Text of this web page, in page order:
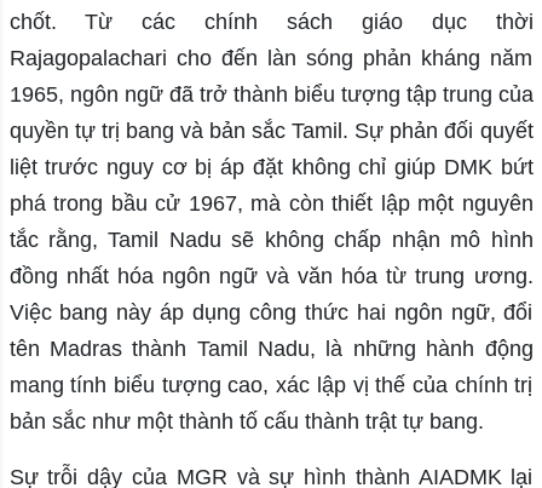
chốt. Từ các chính sách giáo dục thời
Rajagopalachari cho đến làn sóng phản kháng năm
1965, ngôn ngữ đã trở thành biểu tượng tập trung của
quyền tự trị bang và bản sắc Tamil. Sự phản đối quyết
liệt trước nguy cơ bị áp đặt không chỉ giúp DMK bứt
phá trong bầu cử 1967, mà còn thiết lập một nguyên
tắc rằng, Tamil Nadu sẽ không chấp nhận mô hình
đồng nhất hóa ngôn ngữ và văn hóa từ trung ương.
Việc bang này áp dụng công thức hai ngôn ngữ, đổi
tên Madras thành Tamil Nadu, là những hành động
mang tính biểu tượng cao, xác lập vị thế của chính trị
bản sắc như một thành tố cấu thành trật tự bang.
Sự trỗi dậy của MGR và sự hình thành AIADMK lại